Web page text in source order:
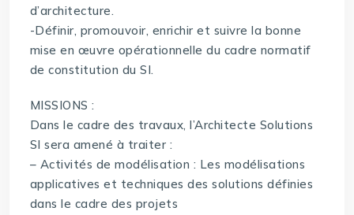
d’architecture.
-Définir, promouvoir, enrichir et suivre la bonne
mise en œuvre opérationnelle du cadre normatif
de constitution du SI.
MISSIONS :
Dans le cadre des travaux, l’Architecte Solutions
SI sera amené à traiter :
– Activités de modélisation : Les modélisations
applicatives et techniques des solutions définies
dans le cadre des projets